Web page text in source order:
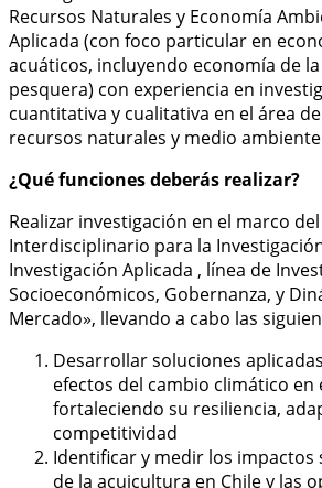
Recursos Naturales y Economía
Aplicada (con foco particular en
acuáticos, incluyendo economía de
pesquera) con experiencia en
cuantitativa y cualitativa en el área
recursos naturales y medio
¿Qué funciones deberás realizar?
Realizar investigación en el marco
Interdisciplinario para la
Investigación Aplicada , línea de
Socioeconómicos, Gobernanza, y
Mercado», llevando a cabo las
Desarrollar soluciones
efectos del cambio climático en
fortaleciendo su resiliencia,
competitividad
Identificar y medir los impactos
de la acuicultura en Chile y las